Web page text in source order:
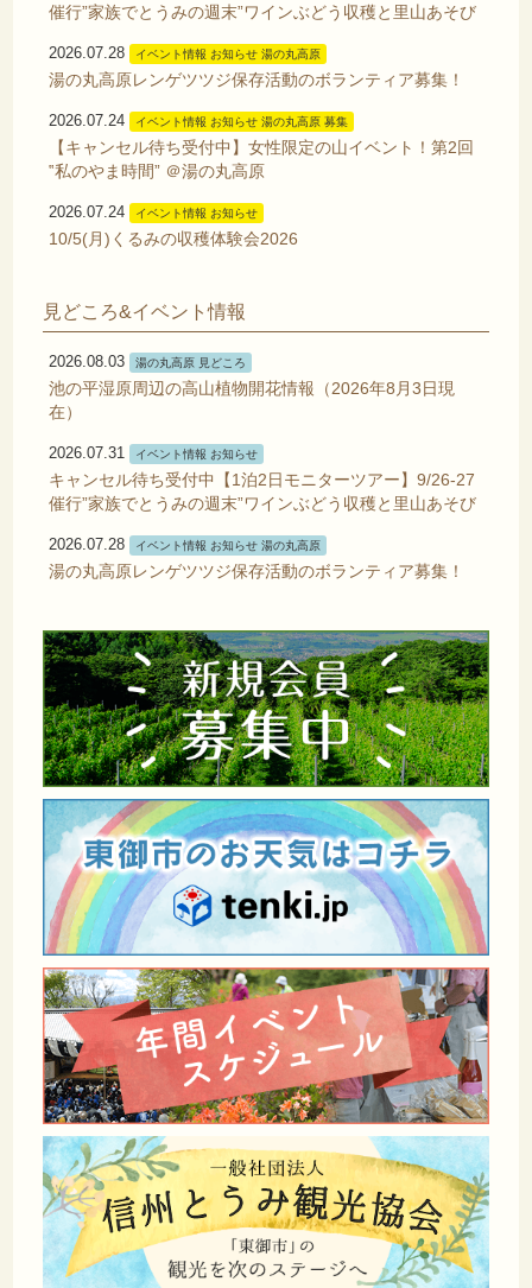
催行”家族でとうみの週末”ワインぶどう収穫と里山あそび
2026.07.28 イベント情報 お知らせ 湯の丸高原
湯の丸高原レンゲツツジ保存活動のボランティア募集！
2026.07.24 イベント情報 お知らせ 湯の丸高原 募集
【キャンセル待ち受付中】女性限定の山イベント！第2回
‟私のやま時間” ＠湯の丸高原
2026.07.24 イベント情報 お知らせ
10/5(月)くるみの収穫体験会2026
見どころ&イベント情報
2026.08.03 湯の丸高原 見どころ
池の平湿原周辺の高山植物開花情報（2026年8月3日現
在）
2026.07.31 イベント情報 お知らせ
キャンセル待ち受付中【1泊2日モニターツアー】9/26-27
催行”家族でとうみの週末”ワインぶどう収穫と里山あそび
2026.07.28 イベント情報 お知らせ 湯の丸高原
湯の丸高原レンゲツツジ保存活動のボランティア募集！